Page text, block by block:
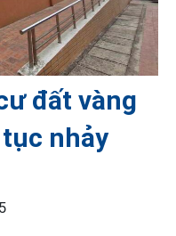
đất vàng
nhảy